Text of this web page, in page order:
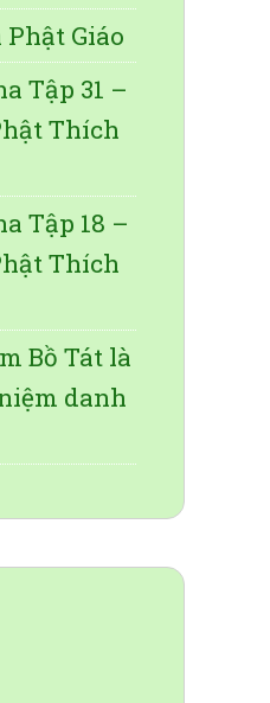
Giáo
Tập 31 –
Thích
Tập 18 –
Thích
Bồ Tát là
danh